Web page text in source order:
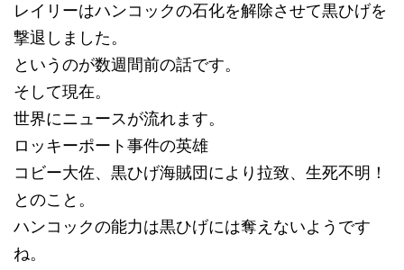
レイリーはハンコックの石化を解除させて黒ひげを
撃退しました。
というのが数週間前の話です。
そして現在。
世界にニュースが流れます。
ロッキーポート事件の英雄
コビー大佐、黒ひげ海賊団により拉致、生死不明！
とのこと。
ハンコックの能力は黒ひげには奪えないようです
ね。